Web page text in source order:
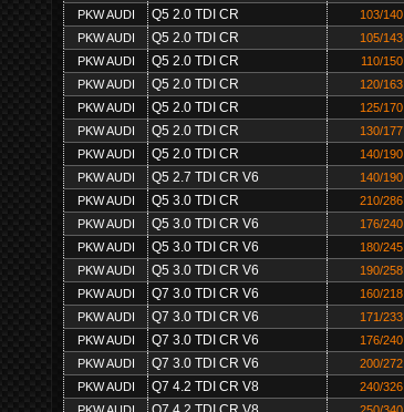
PKW AUDI Q5 2.0 TDI CR 103/140
PKW AUDI Q5 2.0 TDI CR 105/143
PKW AUDI Q5 2.0 TDI CR 110/150
PKW AUDI Q5 2.0 TDI CR 120/163
PKW AUDI Q5 2.0 TDI CR 125/170
PKW AUDI Q5 2.0 TDI CR 130/177
PKW AUDI Q5 2.0 TDI CR 140/190
PKW AUDI Q5 2.7 TDI CR V6 140/190
PKW AUDI Q5 3.0 TDI CR 210/286
PKW AUDI Q5 3.0 TDI CR V6 176/240
PKW AUDI Q5 3.0 TDI CR V6 180/245
PKW AUDI Q5 3.0 TDI CR V6 190/258
PKW AUDI Q7 3.0 TDI CR V6 160/218
PKW AUDI Q7 3.0 TDI CR V6 171/233
PKW AUDI Q7 3.0 TDI CR V6 176/240
PKW AUDI Q7 3.0 TDI CR V6 200/272
PKW AUDI Q7 4.2 TDI CR V8 240/326
PKW AUDI 250/340